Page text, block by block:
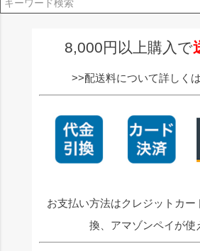
8,000円以上購入で
>>配送料について詳しく
お支払い方法はクレジットカー
換、アマゾンペイが使